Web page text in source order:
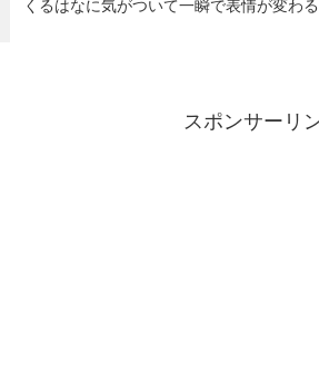
くるはなに気がついて一瞬で表情が変わ
スポンサーリ